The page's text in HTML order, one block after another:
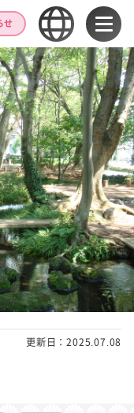
せ
更新日：2025.07.08